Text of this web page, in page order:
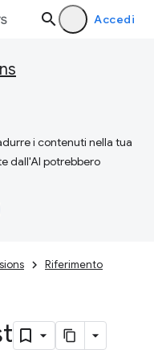
Accedi
i contenuti nella tua
dall'AI potrebbero
Riferimento